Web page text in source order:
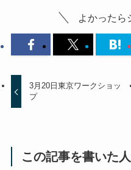
よかったら
3月20日東京ワークショッ
プ
この記事を書いた人